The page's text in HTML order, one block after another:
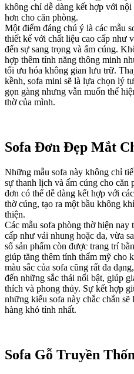
không chỉ dễ dàng kết hợp với
hơn cho căn phòng.
Một điểm đáng chú ý là các mẫu
thiết kế với chất liệu cao cấp như
đến sự sang trọng và ấm cúng.
hợp thêm tính năng thông minh
tối ưu hóa không gian lưu trữ.
kềnh, sofa mini sẽ là lựa chọn lý
gọn gàng nhưng vẫn muốn thể
thờ của mình.
Sofa Đơn Đẹp Mắt
Những mẫu sofa này không chỉ
sự thanh lịch và ấm cúng cho
đơn có thể dễ dàng kết hợp với
thờ cúng, tạo ra một bầu không
thiện.
Các mẫu sofa phòng thờ hiện
cấp như vải nhung hoặc da, vừa
số sản phẩm còn được trang trí
giúp tăng thêm tính thẩm mỹ cho
màu sắc của sofa cũng rất đa
đến những sắc thái nổi bật, giúp
thích và phong thủy. Sự kết hợp
những kiểu sofa này chắc chắn
hàng khó tính nhất.
Sofa Gỗ Truyền